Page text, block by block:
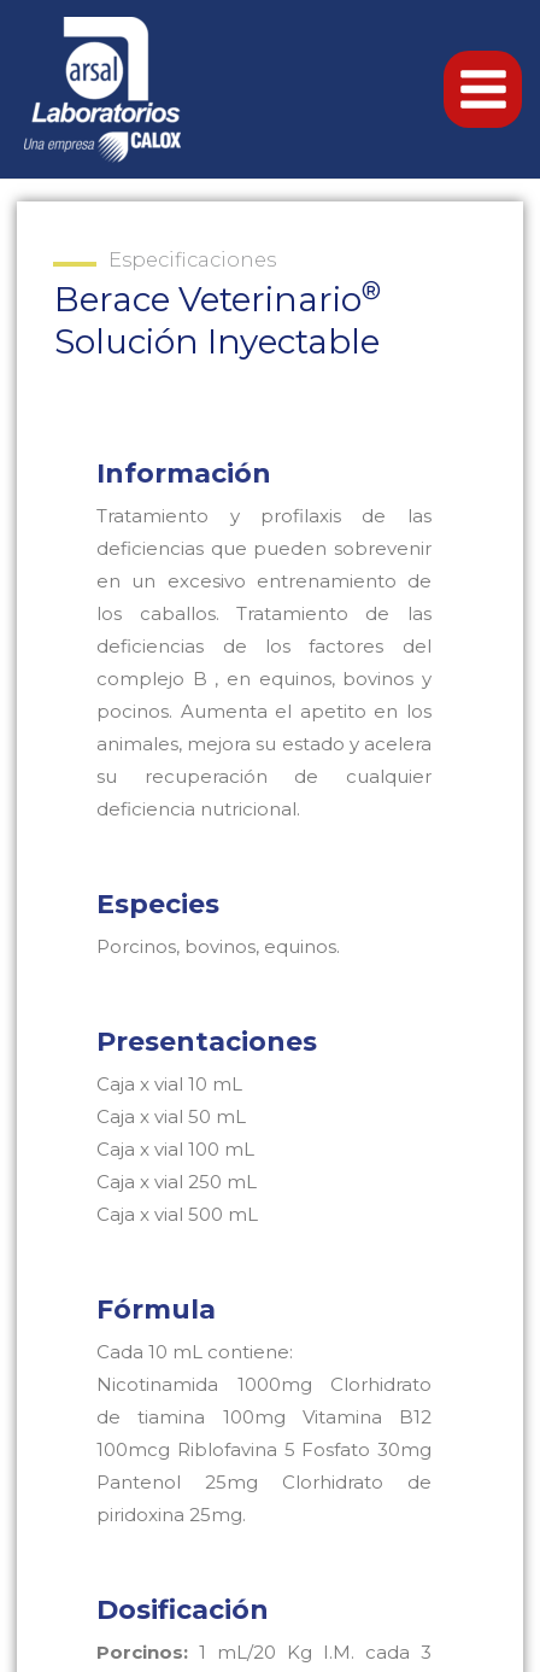
Especificaciones
Berace Veterinario®
Solución Inyectable
Información
Tratamiento y profilaxis de las
deficiencias que pueden sobrevenir
en un excesivo entrenamiento de
los caballos. Tratamiento de las
deficiencias de los factores del
complejo B , en equinos, bovinos y
pocinos. Aumenta el apetito en los
animales, mejora su estado y acelera
su recuperación de cualquier
deficiencia nutricional.
Especies
Porcinos, bovinos, equinos.
Presentaciones
Caja x vial 10 mL
Caja x vial 50 mL
Caja x vial 100 mL
Caja x vial 250 mL
Caja x vial 500 mL
Fórmula
Cada 10 mL contiene:
Nicotinamida 1000mg Clorhidrato
de tiamina 100mg Vitamina B12
100mcg Riblofavina 5 Fosfato 30mg
Pantenol 25mg Clorhidrato de
piridoxina 25mg.
Dosificación
Porcinos: 1 mL/20 Kg I.M. cada 3